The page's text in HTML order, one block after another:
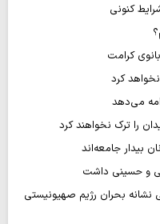
کنونی
کرد
می‌دهد
را ترک نخواهند کرد
بیدار جامعه‌اند
و حسینی داشت
بحران رژیم صهیونیستی